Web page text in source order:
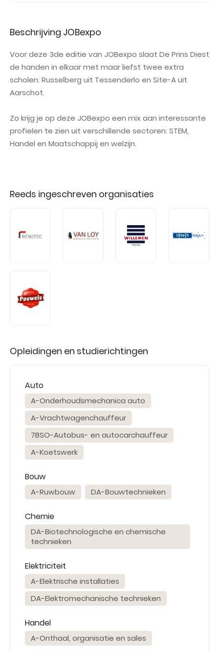
Beschrijving JOBexpo
Voor deze 3de editie van JOBexpo slaat De Prins Diest
de handen in elkaar met maar liefst twee extra
scholen: Russelberg uit Tessenderlo en Site-A uit
Aarschot.
Zo krijg je op deze JOBexpo een mix aan interessante
profielen te zien uit verschillende sectoren: STEM,
Handel en Maatschappij en welzijn.
Reeds ingeschreven organisaties
Opleidingen en studierichtingen
Auto
A-Onderhoudsmechanica auto
A-Vrachtwagenchauffeur
7BSO-Autobus- en autocarchauffeur
A-Koetswerk
Bouw
A-Ruwbouw DA-Bouwtechnieken
Chemie
DA-Biotechnologische en chemische
technieken
Elektriciteit
A-Elektrische installaties
DA-Elektromechanische technieken
Handel
A-Onthaal, organisatie en sales